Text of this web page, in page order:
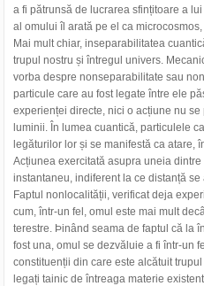
a fi pătrunsă de lucrarea sfințitoare a
al omului îl arată pe el ca
Mai mult chiar, inseparabilitatea
trupul nostru și întregul univers.
vorba despre nonseparabilitate sau
particule care au fost legate între ele
experienței directe, nici o acțiune nu
luminii. În lumea cuantică, particulele
legăturilor lor și se manifestă ca atare,
Acțiunea exercitată asupra uneia
instantaneu, indiferent la ce distanță se
Faptul nonlocalității, verificat deja
cum, într-un fel, omul este mai mult
terestre. Þinând seama de faptul că la
fost una, omul se dezvăluie a fi într-un
constituenții din care este alcătuit
legați tainic de întreaga materie